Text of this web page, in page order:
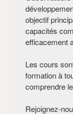
objectif
capacités
efficacement
Les cours
formation à
comprendre
Rejoignez-